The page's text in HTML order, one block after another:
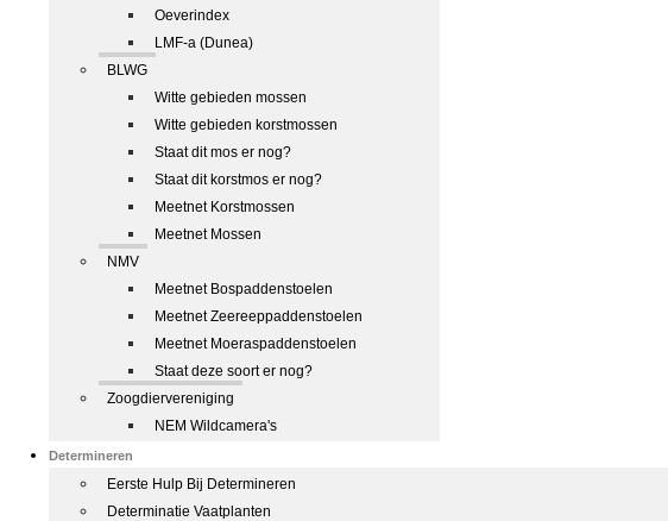
Oeverindex
LMF-a (Dunea)
BLWG
Witte gebieden mossen
Witte gebieden korstmossen
Staat dit mos er nog?
Staat dit korstmos er nog?
Meetnet Korstmossen
Meetnet Mossen
NMV
Meetnet Bospaddenstoelen
Meetnet Zeereeppaddenstoelen
Meetnet Moeraspaddenstoelen
Staat deze soort er nog?
Zoogdiervereniging
NEM Wildcamera's
Determineren
Eerste Hulp Bij Determineren
Determinatie Vaatplanten